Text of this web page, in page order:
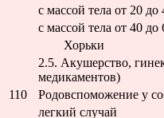
с массой тела от 20 до
с массой тела от 40 до
Хорьки
2.5. Акушерство,
медикаментов)
110
Родовспоможение у
легкий случай